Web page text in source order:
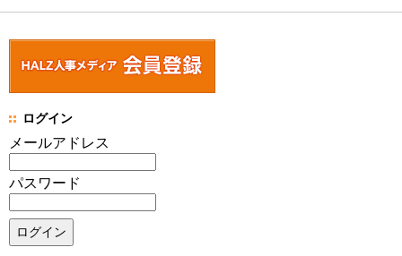
ログイン
メールアドレス
パスワード